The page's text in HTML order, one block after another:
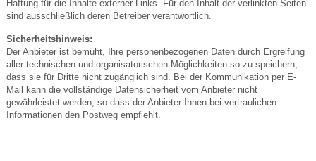
Haftung für die Inhalte externer Links. Für den Inhalt der verlinkten Seiten
sind ausschließlich deren Betreiber verantwortlich.
Sicherheitshinweis:
Der Anbieter ist bemüht, Ihre personenbezogenen Daten durch Ergreifung
aller technischen und organisatorischen Möglichkeiten so zu speichern,
dass sie für Dritte nicht zugänglich sind. Bei der Kommunikation per E-
Mail kann die vollständige Datensicherheit vom Anbieter nicht
gewährleistet werden, so dass der Anbieter Ihnen bei vertraulichen
Informationen den Postweg empfiehlt.